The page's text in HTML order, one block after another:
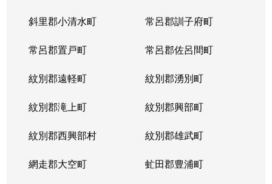
斜里郡小清水町 常呂郡訓子府町
常呂郡置戸町 常呂郡佐呂間町
紋別郡遠軽町 紋別郡湧別町
紋別郡滝上町 紋別郡興部町
紋別郡西興部村 紋別郡雄武町
網走郡大空町 虻田郡豊浦町